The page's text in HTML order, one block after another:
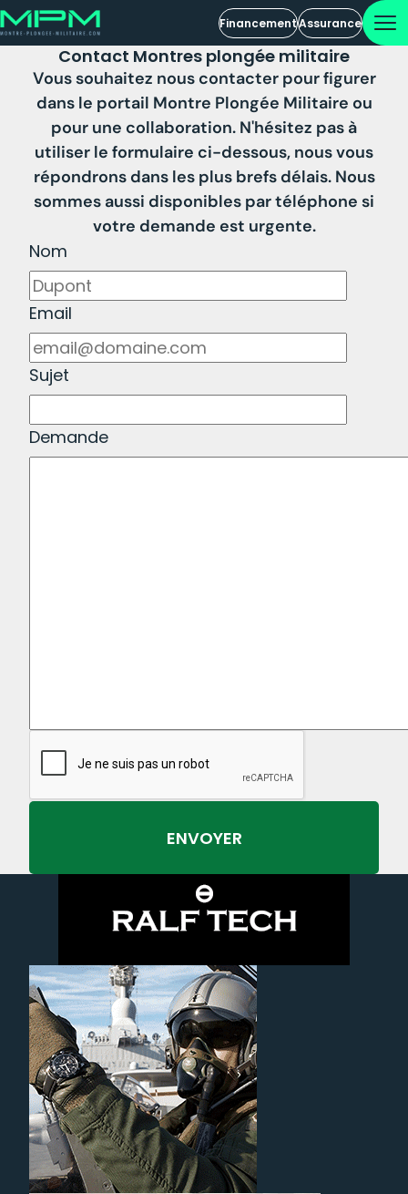
FinancementAssurance
Contact Montres plongée militaire
Vous souhaitez nous contacter pour figurer
dans le portail Montre Plongée Militaire ou
pour une collaboration. N'hésitez pas à
utiliser le formulaire ci-dessous, nous vous
répondrons dans les plus brefs délais. Nous
sommes aussi disponibles par téléphone si
votre demande est urgente.
Nom
Email
Sujet
Demande
ENVOYER